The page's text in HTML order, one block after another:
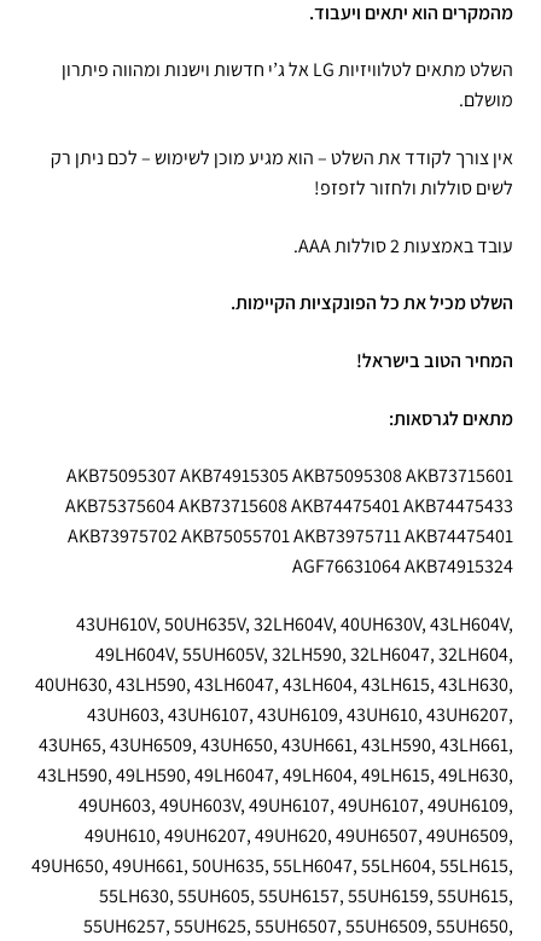
מהמקרים הוא יתאים ויעבוד.
השלט מתאים לטלוויזיות LG אל ג’י חדשות וישנות ומהווה פיתרון
מושלם.
אין צורך לקודד את השלט – הוא מגיע מוכן לשימוש – לכם ניתן רק
לשים סוללות ולחזור לזפזפ!
עובד באמצעות 2 סוללות AAA.
השלט מכיל את כל הפונקציות הקיימות.
המחיר הטוב בישראל!
מתאים לגרסאות:
AKB75095307 AKB74915305 AKB75095308 AKB73715601
AKB75375604 AKB73715608 AKB74475401 AKB74475433
AKB73975702 AKB75055701 AKB73975711 AKB74475401
AGF76631064 AKB74915324
43UH610V, 50UH635V, 32LH604V, 40UH630V, 43LH604V,
49LH604V, 55UH605V, 32LH590, 32LH6047, 32LH604,
40UH630, 43LH590, 43LH6047, 43LH604, 43LH615, 43LH630,
43UH603, 43UH6107, 43UH6109, 43UH610, 43UH6207,
43UH65, 43UH6509, 43UH650, 43UH661, 43LH590, 43LH661,
43LH590, 49LH590, 49LH6047, 49LH604, 49LH615, 49LH630,
49UH603, 49UH603V, 49UH6107, 49UH6107, 49UH6109,
49UH610, 49UH6207, 49UH620, 49UH6507, 49UH6509,
49UH650, 49UH661, 50UH635, 55LH6047, 55LH604, 55LH615,
55LH630, 55UH605, 55UH6157, 55UH6159, 55UH615,
55UH6257, 55UH625, 55UH6507, 55UH6509, 55UH650,